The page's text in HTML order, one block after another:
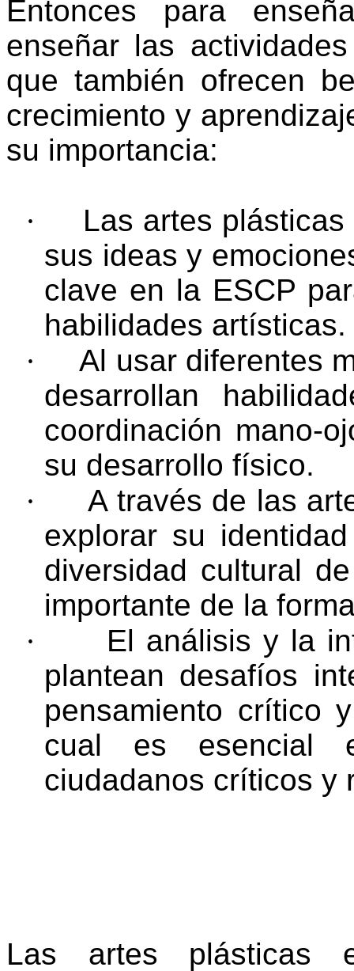
Entonces para
enseñar las
que también ofrecen
crecimiento y
su importancia:
·
Las artes
sus ideas y
clave en la ESCP
habilidades artísticas.
·
Al usar diferentes
desarrollan
coordinación mano-
su desarrollo físico.
·
A través de las
explorar su
diversidad cultural
importante de la
·
El análisis y la
plantean desafíos
pensamiento crítico
cual es esencial
ciudadanos críticos y
Las artes plásticas